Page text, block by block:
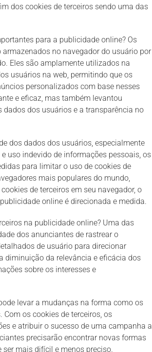
dos cookies de terceiros sendo uma das
para a publicidade online? Os
no navegador do usuário por
Eles são amplamente utilizados na
usuários na web, permitindo que os
personalizados com base nesses
e eficaz, mas também levantou
dos usuários e a transparência no
dos dados dos usuários, especialmente
uso indevido de informações pessoais, os
para limitar o uso de cookies de
mais populares do mundo,
de terceiros em seu navegador, o
online é direcionada e medida.
na publicidade online? Uma das
dos anunciantes de rastrear o
de usuário para direcionar
diminuição da relevância e eficácia dos
sobre os interesses e
levar a mudanças na forma como os
os cookies de terceiros, os
e atribuir o sucesso de uma campanha a
precisarão encontrar novas formas
mais difícil e menos preciso.